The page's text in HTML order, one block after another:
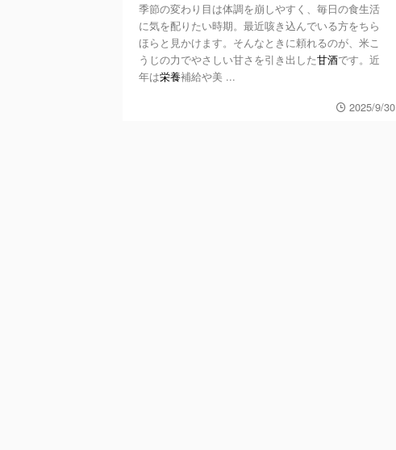
季節の変わり目は体調を崩しやすく、毎日の食生活
に気を配りたい時期。最近咳き込んでいる方をちら
ほらと見かけます。そんなときに頼れるのが、米こ
うじの力でやさしい甘さを引き出した甘酒です。近
年は栄養補給や美 ...
2025/9/30